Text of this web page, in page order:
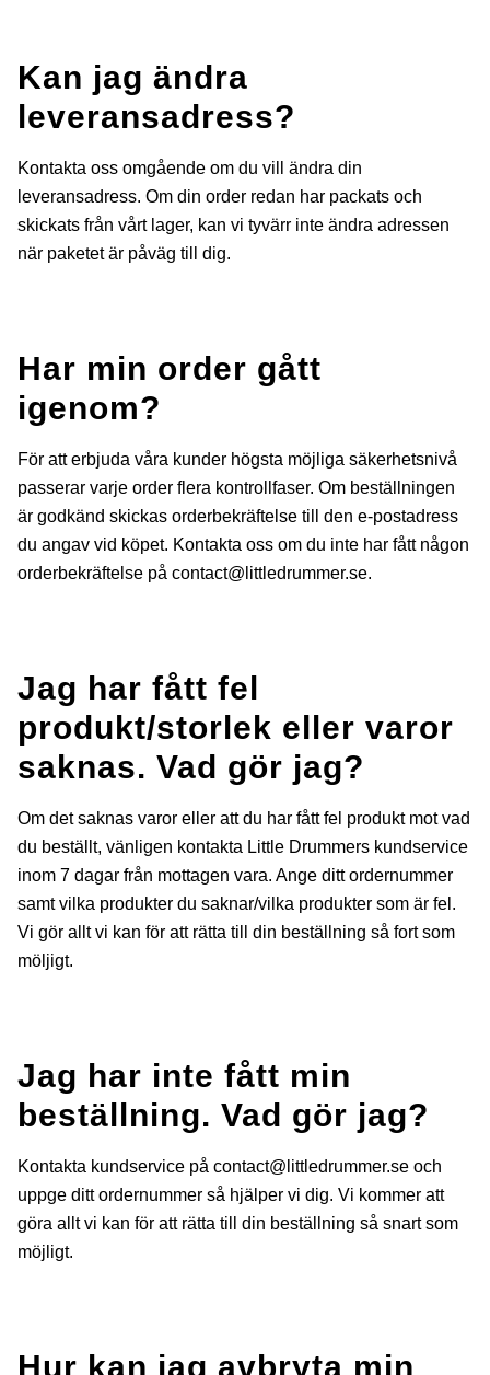
Kan jag ändra
leveransadress?
Kontakta oss omgående om du vill ändra din
leveransadress. Om din order redan har packats och
skickats från vårt lager, kan vi tyvärr inte ändra adressen
när paketet är påväg till dig.
Har min order gått
igenom?
För att erbjuda våra kunder högsta möjliga säkerhetsnivå
passerar varje order flera kontrollfaser. Om beställningen
är godkänd skickas orderbekräftelse till den e-postadress
du angav vid köpet. Kontakta oss om du inte har fått någon
orderbekräftelse på contact@littledrummer.se.
Jag har fått fel
produkt/storlek eller varor
saknas. Vad gör jag?
Om det saknas varor eller att du har fått fel produkt mot vad
du beställt, vänligen kontakta Little Drummers kundservice
inom 7 dagar från mottagen vara. Ange ditt ordernummer
samt vilka produkter du saknar/vilka produkter som är fel.
Vi gör allt vi kan för att rätta till din beställning så fort som
möljigt.
Jag har inte fått min
beställning. Vad gör jag?
Kontakta kundservice på contact@littledrummer.se och
uppge ditt ordernummer så hjälper vi dig. Vi kommer att
göra allt vi kan för att rätta till din beställning så snart som
möjligt.
Hur kan jag avbryta min